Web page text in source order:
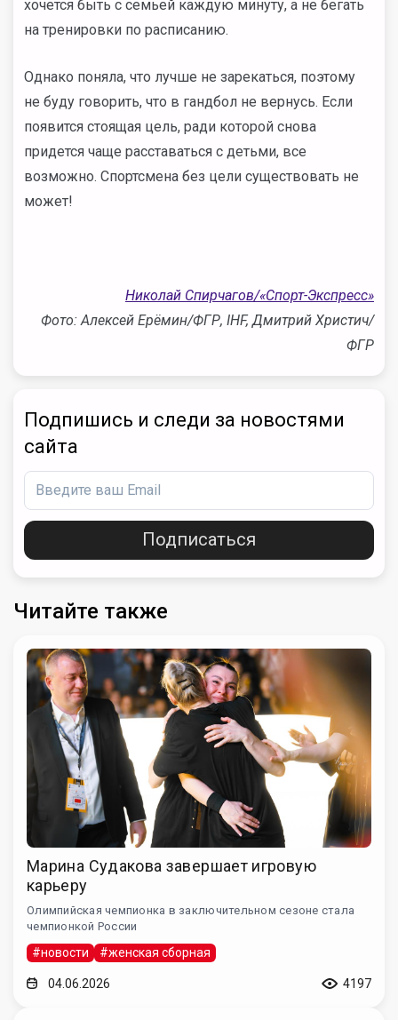
хочется быть с семьей каждую минуту, а не бегать
на тренировки по расписанию.
Однако поняла, что лучше не зарекаться, поэтому
не буду говорить, что в гандбол не вернусь. Если
появится стоящая цель, ради которой снова
придется чаще расставаться с детьми, все
возможно. Спортсмена без цели существовать не
может!
Николай Спирчагов/«Спорт-Экспресс»
Фото: Алексей Ерёмин/ФГР, IHF, Дмитрий Христич/
ФГР
Подпишись и следи за новостями
сайта
Подписаться
Читайте также
Марина Судакова завершает игровую
карьеру
Олимпийская чемпионка в заключительном сезоне стала
чемпионкой России
#новости #женская сборная
04.06.2026 4197